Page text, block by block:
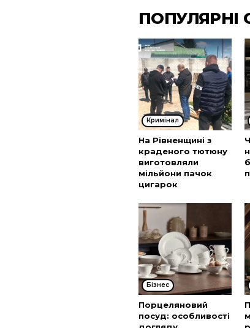
ПОПУЛЯРНІ
Кримінал
На Рівненщині з
краденого тютюну
виготовляли
мільйони пачок
цигарок
Бізнес
Порцеляновий
посуд: особливості